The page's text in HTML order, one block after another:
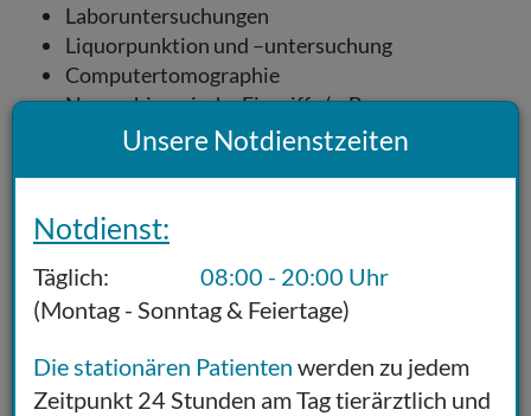
Laboruntersuchungen
Liquorpunktion und –untersuchung
Computertomographie
Neurochirurgische Eingriffe (z. B.
Hemilaminektomie, Ventral slot, Corpectomie,
ventrikuloperitonealer Shunt)
Elektrodiagnostik
Muskel-/Nervbiopsie
Unsere Notdienstzeiten
Notdienst:
Täglich:
08:00 - 20:00 Uhr
(Montag - Sonntag & Feiertage)
Die stationären Patienten werden zu jedem
Zeitpunkt 24 Stunden am Tag tierärztlich und